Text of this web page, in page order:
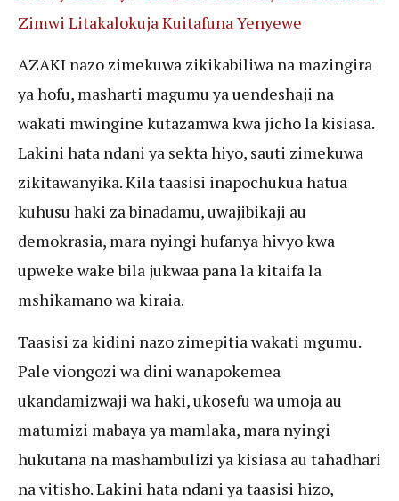
Zimwi Litakalokuja Kuitafuna Yenyewe
AZAKI nazo zimekuwa zikikabiliwa na mazingira
ya hofu, masharti magumu ya uendeshaji na
wakati mwingine kutazamwa kwa jicho la kisiasa.
Lakini hata ndani ya sekta hiyo, sauti zimekuwa
zikitawanyika. Kila taasisi inapochukua hatua
kuhusu haki za binadamu, uwajibikaji au
demokrasia, mara nyingi hufanya hivyo kwa
upweke wake bila jukwaa pana la kitaifa la
mshikamano wa kiraia.
Taasisi za kidini nazo zimepitia wakati mgumu.
Pale viongozi wa dini wanapokemea
ukandamizwaji wa haki, ukosefu wa umoja au
matumizi mabaya ya mamlaka, mara nyingi
hukutana na mashambulizi ya kisiasa au tahadhari
na vitisho. Lakini hata ndani ya taasisi hizo,